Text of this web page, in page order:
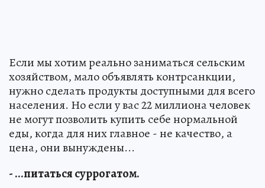
Если мы хотим реально заниматься сельским
хозяйством, мало объявлять контр­санкции,
нужно сделать продукты доступными для всего
населения. Но если у вас 22 миллиона человек
не могут позволить купить себе нормальной
еды, когда для них главное - не качество, а
цена, они вынуждены...
- ...питаться суррогатом.